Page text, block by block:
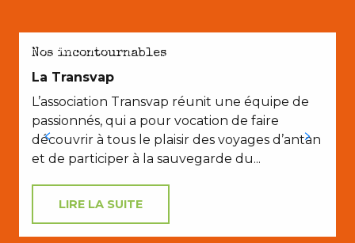
AVEC LES ENFANTS
Nos incontournables
La Transvap
L’association Transvap réunit une équipe de
passionnés, qui a pour vocation de faire
découvrir à tous le plaisir des voyages d’antan
et de participer à la sauvegarde du...
LIRE LA SUITE